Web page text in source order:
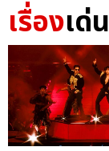
เรื่องเด่น